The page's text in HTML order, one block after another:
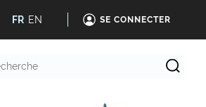
FR EN SE CONNECTER